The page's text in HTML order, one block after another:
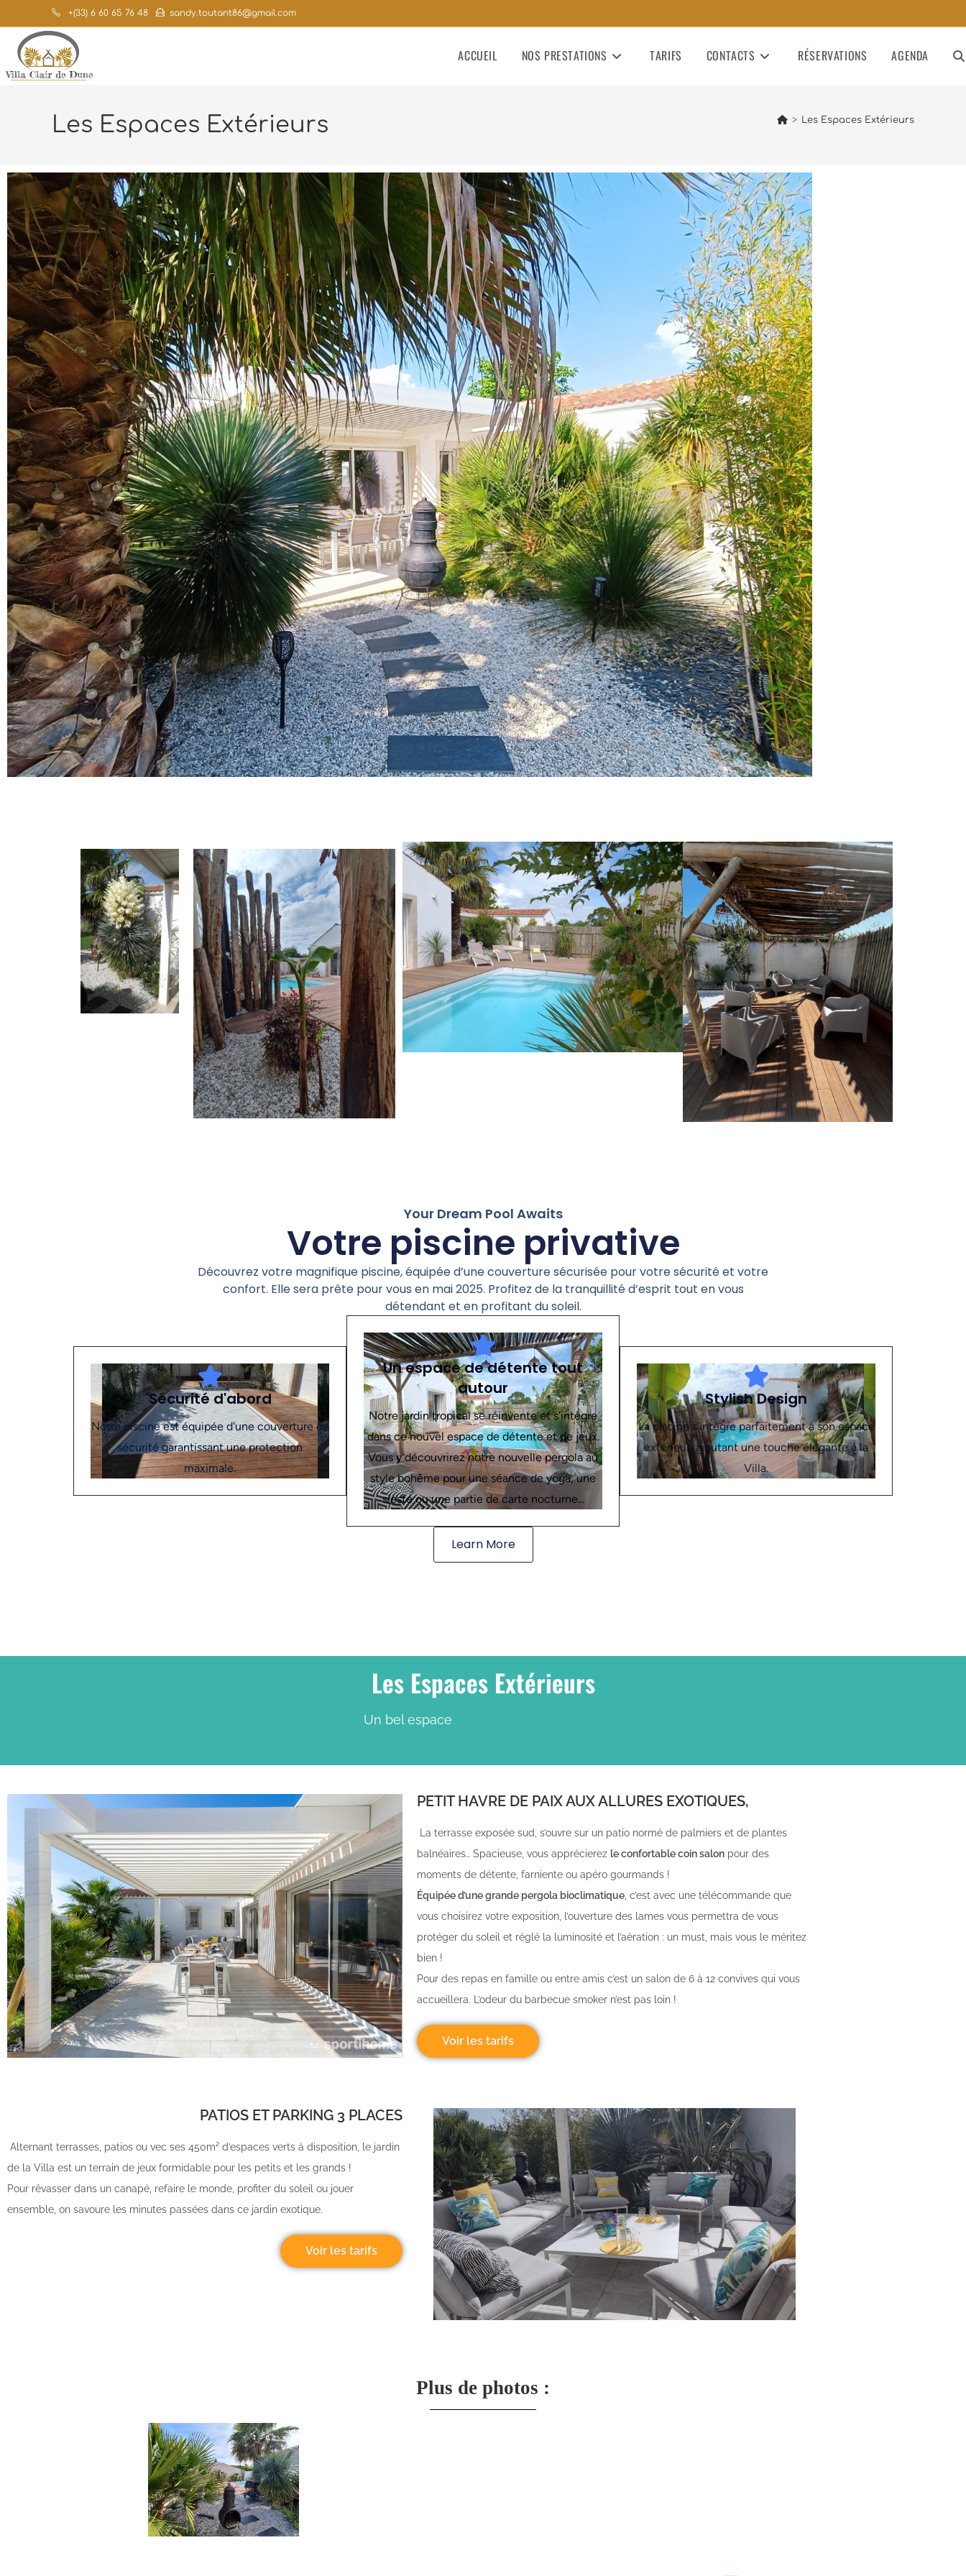
+(33) 6 60 65 76 48 sandy.toutant86@gmail.com
ACCUEIL NOS PRESTATIONS TARIFS CONTACTS RÉSERVATIONS AGENDA
Les Espaces Extérieurs > Les Espaces Extérieurs
Your Dream Pool Awaits
Votre piscine privative
Découvrez votre magnifique piscine, équipée d’une couverture sécurisée pour votre sécurité et votre
confort. Elle sera prête pour vous en mai 2025. Profitez de la tranquillité d’esprit tout en vous
détendant et en profitant du soleil.
Sécurité d'abord
Notre piscine est équipée d'une couverture de
sécurité garantissant une protection
maximale.
Un espace de détente tout
autour
Notre jardin tropical se réinvente et s'intègre
dans ce nouvel espace de détente et de jeux.
Vous y découvrirez notre nouvelle pergola au
style bohême pour une séance de yoga, une
sieste ou une partie de carte nocturne...
Stylish Design
La piscine s'intègre parfaitement à son espace
extérieur, ajoutant une touche élégante à la
Villa.
Learn More
Les Espaces Extérieurs
Un bel espace
PETIT HAVRE DE PAIX AUX ALLURES EXOTIQUES,
La terrasse exposée sud, s’ouvre sur un patio normé de palmiers et de plantes
balnéaires… Spacieuse, vous apprécierez le confortable coin salon pour des
moments de détente, farniente ou apéro gourmands !
Équipée d’une grande pergola bioclimatique, c’est avec une télécommande que
vous choisirez votre exposition, l’ouverture des lames vous permettra de vous
protéger du soleil et réglé la luminosité et l’aération : un must, mais vous le méritez
bien !
Pour des repas en famille ou entre amis c’est un salon de 6 à 12 convives qui vous
accueillera. L’odeur du barbecue smoker n’est pas loin !
Voir les tarifs
PATIOS ET PARKING 3 PLACES
Alternant terrasses, patios ou vec ses 450m² d’espaces verts à disposition, le jardin
de la Villa est un terrain de jeux formidable pour les petits et les grands !
Pour rêvasser dans un canapé, refaire le monde, profiter du soleil ou jouer
ensemble, on savoure les minutes passées dans ce jardin exotique.
Voir les tarifs
Plus de photos :